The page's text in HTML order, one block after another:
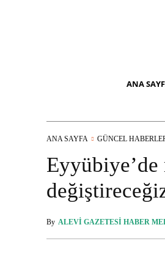
ANA
ANA SAYFA GÜNCEL
By ALEVI GAZETESI HABER